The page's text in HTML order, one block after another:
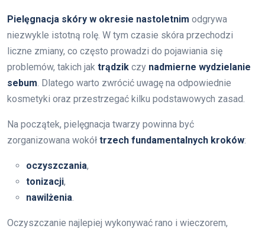
Pielęgnacja skóry w okresie nastoletnim odgrywa
niezwykle istotną rolę. W tym czasie skóra przechodzi
liczne zmiany, co często prowadzi do pojawiania się
problemów, takich jak trądzik czy nadmierne wydzielanie
sebum . Dlatego warto zwrócić uwagę na odpowiednie
kosmetyki oraz przestrzegać kilku podstawowych zasad.
Na początek, pielęgnacja twarzy powinna być
zorganizowana wokół trzech fundamentalnych kroków:
oczyszczania,
tonizacji,
nawilżenia
Oczyszczanie najlepiej wykonywać rano i wieczorem,